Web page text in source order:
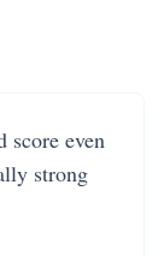
score even
strong